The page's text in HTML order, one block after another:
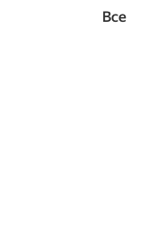
Все